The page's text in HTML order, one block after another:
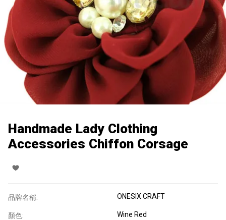
Handmade Lady Clothing
Accessories Chiffon Corsage
品牌名稱: ONESIX CRAFT
顏色: Wine Red